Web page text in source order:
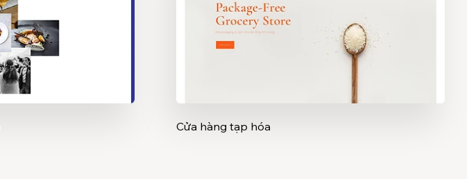
Cửa hàng tạp hóa